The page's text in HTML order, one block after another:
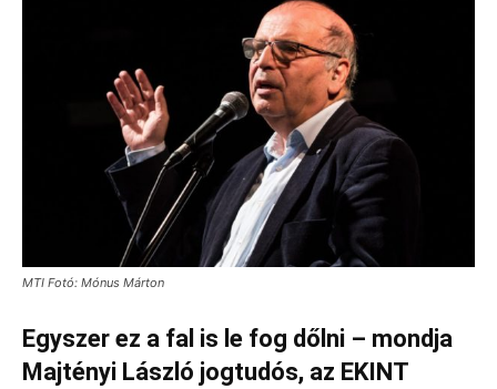
MTI Fotó: Mónus Márton
Egyszer ez a fal is le fog dőlni – mondja
Majtényi László jogtudós, az EKINT